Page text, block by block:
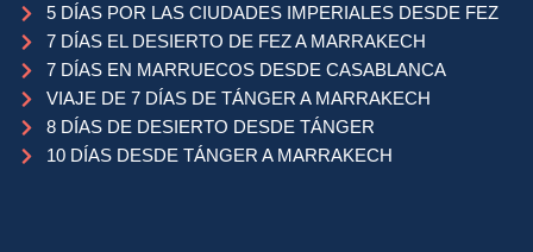
5 DÍAS POR LAS CIUDADES IMPERIALES DESDE FEZ
7 DÍAS EL DESIERTO DE FEZ A MARRAKECH
7 DÍAS EN MARRUECOS DESDE CASABLANCA
VIAJE DE 7 DÍAS DE TÁNGER A MARRAKECH
8 DÍAS DE DESIERTO DESDE TÁNGER
10 DÍAS DESDE TÁNGER A MARRAKECH